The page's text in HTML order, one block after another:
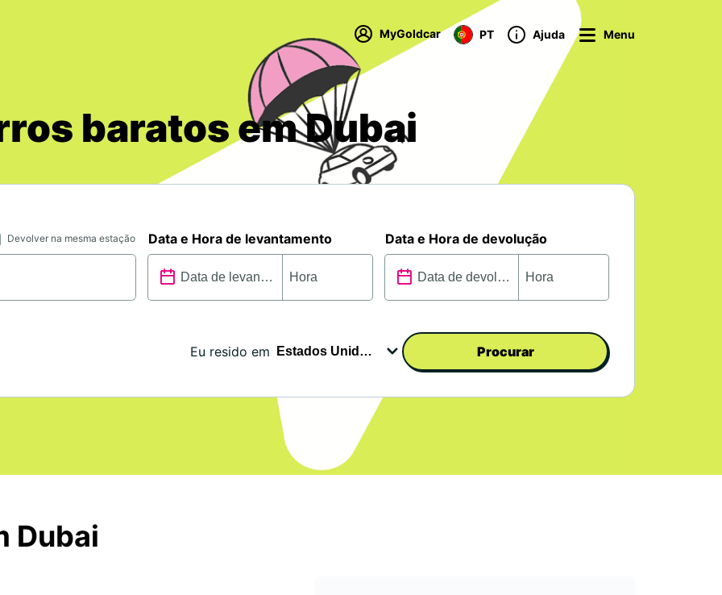
MyGoldcar PT Ajuda Menu
baratos em Dubai
Devolver na mesma estação Data e Hora de levantamento Data e Hora de devolução
Eu resido em Procurar
Dubai